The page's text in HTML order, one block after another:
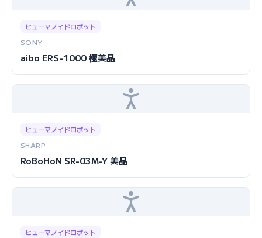
ヒューマノイドロボット
SONY
aibo ERS-1000 極美品
ヒューマノイドロボット
SHARP
RoBoHoN SR-03M-Y 美品
ヒューマノイドロボット